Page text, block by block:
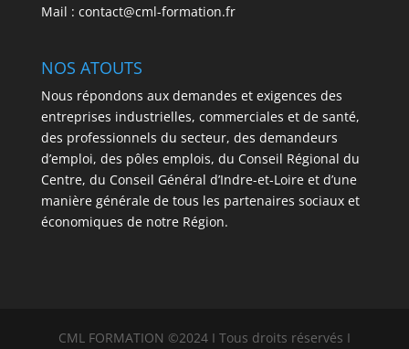
Mail : contact@cml-formation.fr
NOS ATOUTS
Nous répondons aux demandes et exigences des
entreprises industrielles, commerciales et de santé,
des professionnels du secteur, des demandeurs
d’emploi, des pôles emplois, du Conseil Régional du
Centre, du Conseil Général d’Indre-et-Loire et d’une
manière générale de tous les partenaires sociaux et
économiques de notre Région.
CML FORMATION ©2024 I Tous droits réservés I